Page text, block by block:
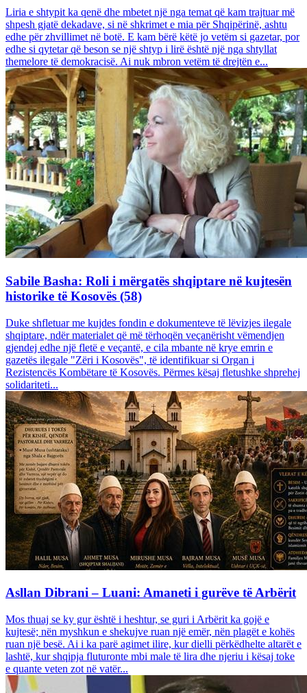
Liria e shtypit ka qenë dhe mbetet një nga temat që kam trajtuar më
shpesh gjatë dekadave, si në shkrimet e mia për Shqipërinë, ashtu
edhe për zhvillimet në botë. E kam bërë këtë jo vetëm si gazetar, por
edhe si qytetar që beson se një shtyp i lirë është një nga shtyllat
themelore të demokracisë. Ai nuk mbron vetëm të drejtën e...
Sabile Basha: Roli i mërgatës shqiptare në kujtesën
historike të Kosovës (58)
Duke shfletuar me kujdes fondin e dokumenteve të lëvizjes ilegale
shqiptare, ndër materialet që më tërhoqën veçanërisht vëmendjen
gjendej edhe një fletë e veçantë, e cila mbante në krye emrin e
gazetës ilegale "Zëri i Kosovës", të identifikuar si Organ i
Rezistencës Kombëtare të Kosovës. Përmes kësaj fletushke shprehej
solidariteti...
Asllan Dibrani – Luani: Amaneti i gurëve të Arbërit
Mos thuaj se ky gur është i heshtur, se guri i Arbërit ka gojë e
kujtesë; nën myshkun e shekujve ruan një emër, nën plagët e kohës
ruan një besë. Ai i ka parë agimet ilire, kur dielli përkëdhelte altarët e
lashtë, kur shqipja fluturonte mbi male të lira dhe njeriu i kësaj toke
e quante veten zot në vatër...